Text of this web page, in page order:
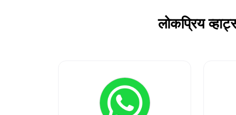
लोकप्रिय